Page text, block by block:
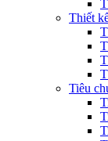
Thiết
Tiêu